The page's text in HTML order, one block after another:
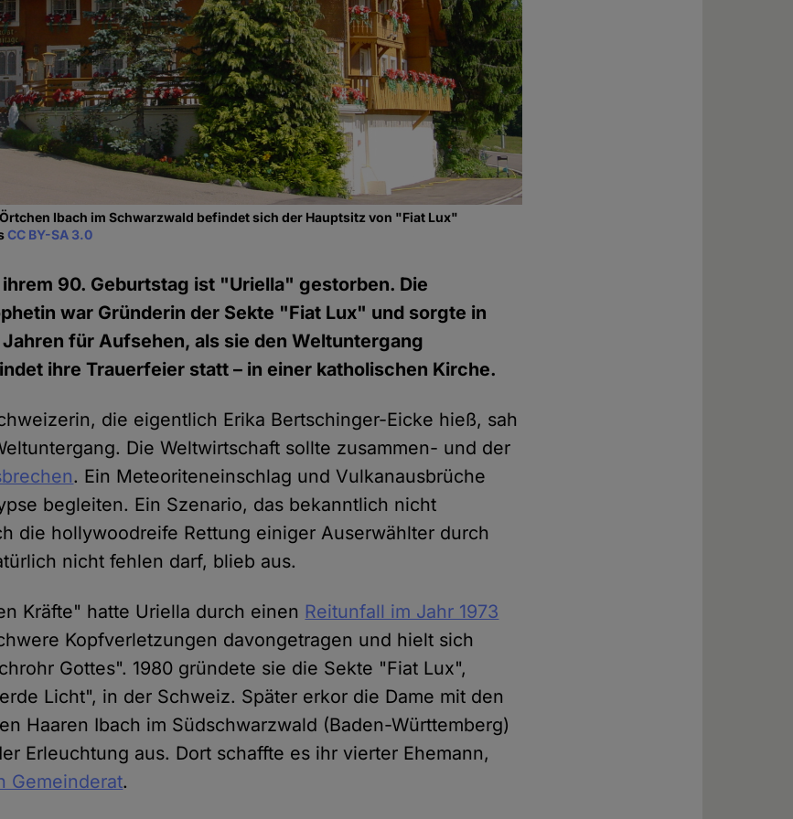
Ibach im Schwarzwald befindet sich der Hauptsitz von "Fiat Lux"
CC BY-SA 3.0
90. Geburtstag ist "Uriella" gestorben. Die
war Gründerin der Sekte "Fiat Lux" und sorgte in
für Aufsehen, als sie den Weltuntergang
ihre Trauerfeier statt – in einer katholischen Kirche.
die eigentlich Erika Bertschinger-Eicke hieß, sah
Die Weltwirtschaft sollte zusammen- und der
. Ein Meteoriteneinschlag und Vulkanausbrüche
begleiten. Ein Szenario, das bekanntlich nicht
die hollywoodreife Rettung einiger Auserwählter durch
nicht fehlen darf, blieb aus.
Kräfte" hatte Uriella durch einen Reitunfall im Jahr 1973
Kopfverletzungen davongetragen und hielt sich
Gottes". 1980 gründete sie die Sekte "Fiat Lux",
Licht", in der Schweiz. Später erkor die Dame mit den
Haaren Ibach im Südschwarzwald (Baden-Württemberg)
Erleuchtung aus. Dort schaffte es ihr vierter Ehemann,
Gemeinderat.